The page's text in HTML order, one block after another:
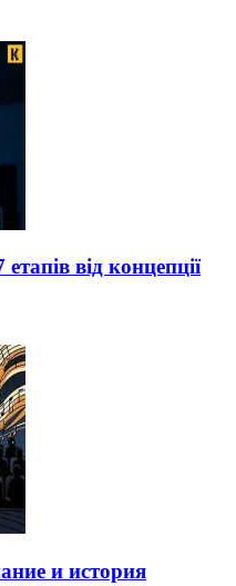
від концепції
и история